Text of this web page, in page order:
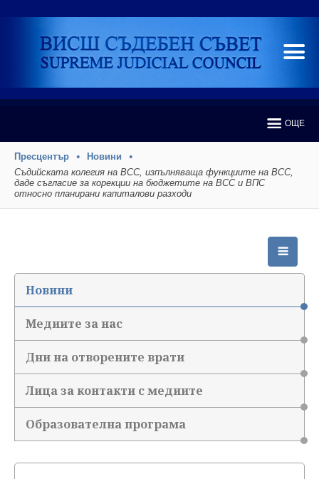
ОЩЕ
Пресцентър
Новини
Съдийската колегия на ВСС, изпълняваща функциите на ВСС,
даде съгласие за корекции на бюджетите на ВСС и ВПС
относно планирани капиталови разходи
Новини
Медиите за нас
Дни на отворените врати
Лица за контакти с медиите
Образователна програма